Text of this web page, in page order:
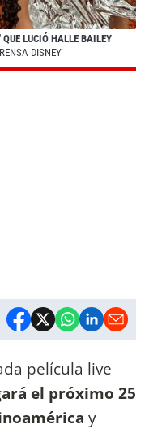
LUCIÓ HALLE BAILEY
DISNEY
película live
el próximo 25
y